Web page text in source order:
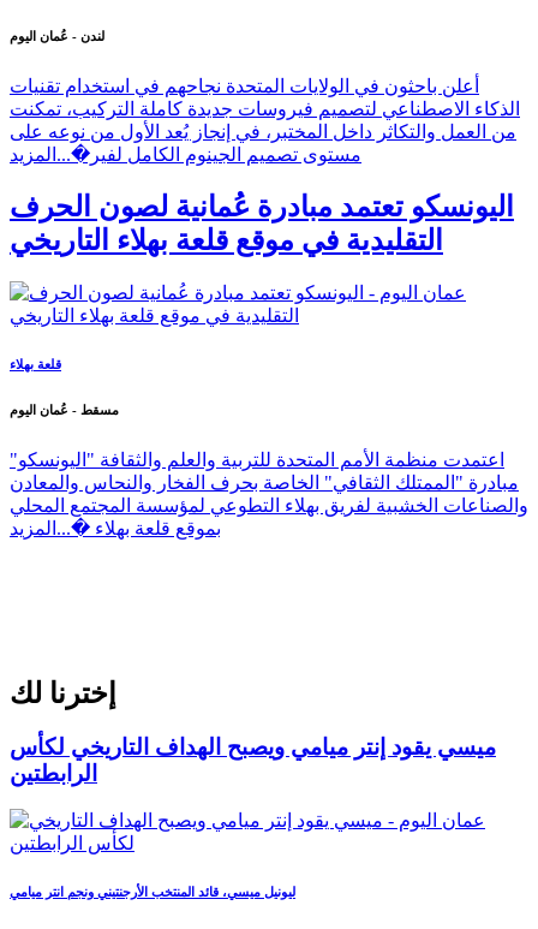
لندن - عُمان اليوم
أعلن باحثون في الولايات المتحدة نجاحهم في استخدام تقنيات
الذكاء الاصطناعي لتصميم فيروسات جديدة كاملة التركيب، تمكنت
من العمل والتكاثر داخل المختبر، في إنجاز يُعد الأول من نوعه على
مستوى تصميم الجينوم الكامل لفير�... المزيد
اليونسكو تعتمد مبادرة عُمانية لصون الحرف
التقليدية في موقع قلعة بهلاء التاريخي
قلعة بهلاء
مسقط - عُمان اليوم
اعتمدت منظمة الأمم المتحدة للتربية والعلم والثقافة "اليونسكو"
مبادرة "الممتلك الثقافي" الخاصة بحرف الفخار والنحاس والمعادن
والصناعات الخشبية لفريق بهلاء التطوعي لمؤسسة المجتمع المحلي
بموقع قلعة بهلاء �... المزيد
إخترنا لك
ميسي يقود إنتر ميامي ويصبح الهداف التاريخي لكأس
الرابطتين
ليونيل ميسي، قائد المنتخب الأرجنتيني ونجم انتر ميامي